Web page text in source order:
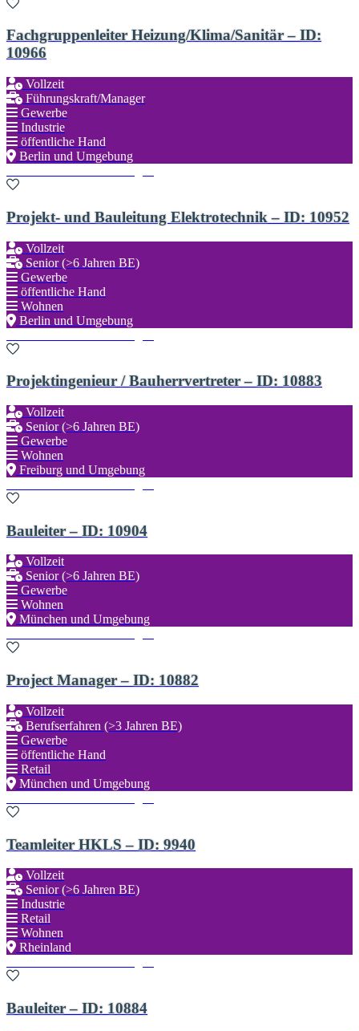
Fachgruppenleiter Heizung/Klima/Sanitär – ID:
10966
Vollzeit
Führungskraft/Manager
Gewerbe
Industrie
öffentliche Hand
Berlin und Umgebung
Projekt- und Bauleitung Elektrotechnik – ID: 10952
Vollzeit
Senior (>6 Jahren BE)
Gewerbe
öffentliche Hand
Wohnen
Berlin und Umgebung
Projektingenieur / Bauherrvertreter – ID: 10883
Vollzeit
Senior (>6 Jahren BE)
Gewerbe
Wohnen
Freiburg und Umgebung
Bauleiter – ID: 10904
Vollzeit
Senior (>6 Jahren BE)
Gewerbe
Wohnen
München und Umgebung
Project Manager – ID: 10882
Vollzeit
Berufserfahren (>3 Jahren BE)
Gewerbe
öffentliche Hand
Retail
München und Umgebung
Teamleiter HKLS – ID: 9940
Vollzeit
Senior (>6 Jahren BE)
Industrie
Retail
Wohnen
Rheinland
Bauleiter – ID: 10884